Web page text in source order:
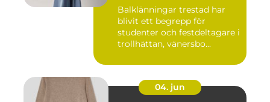
Balklänningar trestad har
blivit ett begrepp för
studenter och festdeltagare i
trollhättan, vänersbo...
04. jun